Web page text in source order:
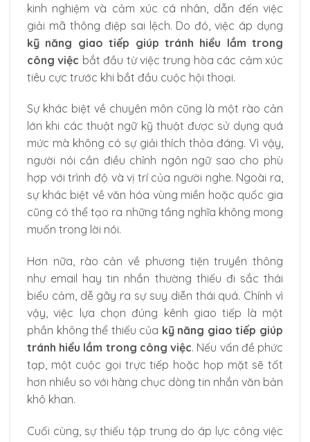
kinh nghiệm và cảm xúc cá nhân, dẫn đến việc
giải mã thông điệp sai lệch. Do đó, việc áp dụng
kỹ năng giao tiếp giúp tránh hiểu lầm trong
công việc bắt đầu từ việc trung hòa các cảm xúc
tiêu cực trước khi bắt đầu cuộc hội thoại.
Sự khác biệt về chuyên môn cũng là một rào cản
lớn khi các thuật ngữ kỹ thuật được sử dụng quá
mức mà không có sự giải thích thỏa đáng. Vì vậy,
người nói cần điều chỉnh ngôn ngữ sao cho phù
hợp với trình độ và vị trí của người nghe. Ngoài ra,
sự khác biệt về văn hóa vùng miền hoặc quốc gia
cũng có thể tạo ra những tầng nghĩa không mong
muốn trong lời nói.
Hơn nữa, rào cản về phương tiện truyền thông
như email hay tin nhắn thường thiếu đi sắc thái
biểu cảm, dễ gây ra sự suy diễn thái quá. Chính vì
vậy, việc lựa chọn đúng kênh giao tiếp là một
phần không thể thiếu của kỹ năng giao tiếp giúp
tránh hiểu lầm trong công việc. Nếu vấn đề phức
tạp, một cuộc gọi trực tiếp hoặc họp mặt sẽ tốt
hơn nhiều so với hàng chục dòng tin nhắn văn bản
khô khan.
Cuối cùng, sự thiếu tập trung do áp lực công việc